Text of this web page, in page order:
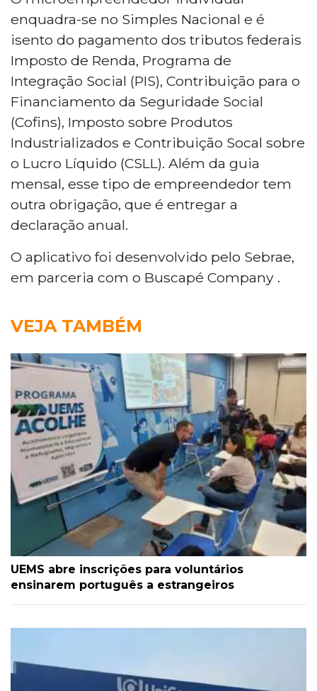
enquadra-se no Simples Nacional e é
isento do pagamento dos tributos federais
Imposto de Renda, Programa de
Integração Social (PIS), Contribuição para o
Financiamento da Seguridade Social
(Cofins), Imposto sobre Produtos
Industrializados e Contribuição Socal sobre
o Lucro Líquido (CSLL). Além da guia
mensal, esse tipo de empreendedor tem
outra obrigação, que é entregar a
declaração anual.
O aplicativo foi desenvolvido pelo Sebrae,
em parceria com o Buscapé Company .
VEJA TAMBÉM
UEMS abre inscrições para voluntários
ensinarem português a estrangeiros